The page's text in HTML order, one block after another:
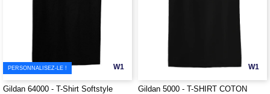
W1
PERSONNALISEZ-LE !
Gildan 64000 - T-Shirt Softstyle
W1
Gildan 5000 - T-SHIRT COTON